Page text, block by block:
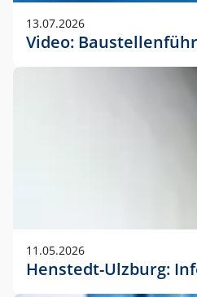
13.07.2026
Video:
11.05.2026
Henstedt-Ulzburg: